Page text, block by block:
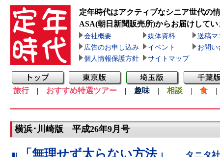
定年時代はアクティブなシニア世代の
ASA(朝日新聞販売所)からお届けしてい
会社概要 媒体資料
送稿マ
広告のお申し込み
イベント
お問い
個人情報保護方針
サイトマップ
旅行| おすすめ特選ツアー | 趣味 | 相談 | 食
横浜･川崎版 平成26年9月号
「無理せず太らない方法」
タニタ